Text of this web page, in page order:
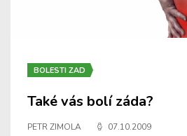
BOLESTI ZAD
Také vás bolí záda?
PETR ZIMOLA 07.10.2009